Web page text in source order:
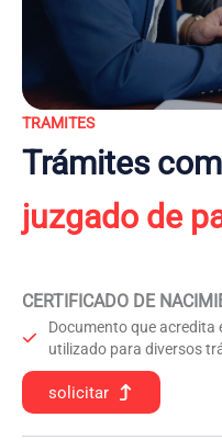
TRAMITES
Trámites
juzgado de
CERTIFICADO DE
Documento que acredita
utilizado para diversos
solicitar